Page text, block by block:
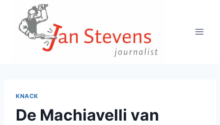
Doorgaan
inhoud
KNACK
De Machiavelli van